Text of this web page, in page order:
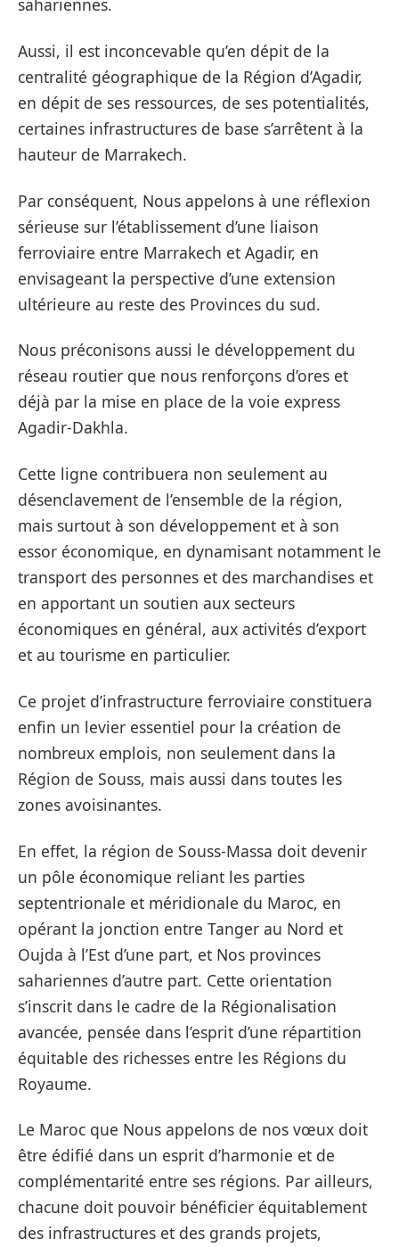
sahariennes.
Aussi, il est inconcevable qu’en dépit de la
centralité géographique de la Région d’Agadir,
en dépit de ses ressources, de ses potentialités,
certaines infrastructures de base s’arrêtent à la
hauteur de Marrakech.
Par conséquent, Nous appelons à une réflexion
sérieuse sur l’établissement d’une liaison
ferroviaire entre Marrakech et Agadir, en
envisageant la perspective d’une extension
ultérieure au reste des Provinces du sud.
Nous préconisons aussi le développement du
réseau routier que nous renforçons d’ores et
déjà par la mise en place de la voie express
Agadir-Dakhla.
Cette ligne contribuera non seulement au
désenclavement de l’ensemble de la région,
mais surtout à son développement et à son
essor économique, en dynamisant notamment le
transport des personnes et des marchandises et
en apportant un soutien aux secteurs
économiques en général, aux activités d’export
et au tourisme en particulier.
Ce projet d’infrastructure ferroviaire constituera
enfin un levier essentiel pour la création de
nombreux emplois, non seulement dans la
Région de Souss, mais aussi dans toutes les
zones avoisinantes.
En effet, la région de Souss-Massa doit devenir
un pôle économique reliant les parties
septentrionale et méridionale du Maroc, en
opérant la jonction entre Tanger au Nord et
Oujda à l’Est d’une part, et Nos provinces
sahariennes d’autre part. Cette orientation
s’inscrit dans le cadre de la Régionalisation
avancée, pensée dans l’esprit d’une répartition
équitable des richesses entre les Régions du
Royaume.
Le Maroc que Nous appelons de nos vœux doit
être édifié dans un esprit d’harmonie et de
complémentarité entre ses régions. Par ailleurs,
chacune doit pouvoir bénéficier équitablement
des infrastructures et des grands projets,